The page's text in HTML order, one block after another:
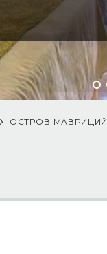
ОСТРОВ МАВРИЦИЙ